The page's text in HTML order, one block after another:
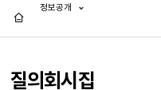
질의회시집
정보공개